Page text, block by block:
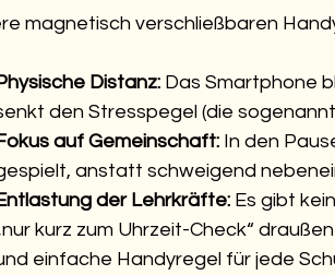
magnetisch verschließbaren
Distanz: Das Smartphone
den Stresspegel (die
auf Gemeinschaft: In den
anstatt schweigend
der Lehrkräfte: Es gibt
kurz zum Uhrzeit-Check“
einfache Handyregel für jede